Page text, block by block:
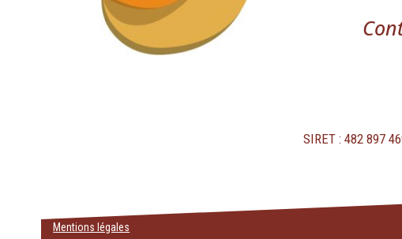
SIRET : 482 897
Mentions légales